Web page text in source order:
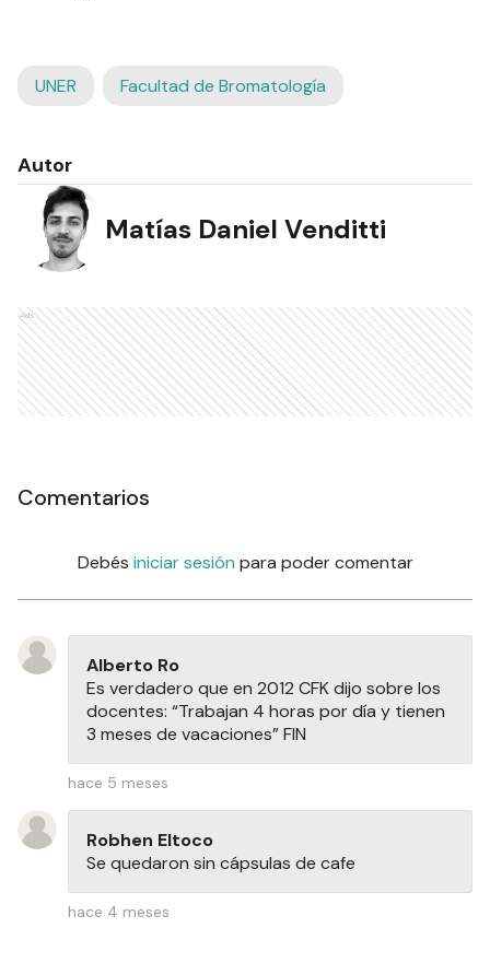
UNER Facultad de Bromatología
Autor
Matías Daniel Venditti
Ads
Comentarios
Debés iniciar sesión para poder comentar
Alberto Ro
Es verdadero que en 2012 CFK dijo sobre los
docentes: “Trabajan 4 horas por día y tienen
3 meses de vacaciones” FIN
hace 5 meses
Robhen Eltoco
Se quedaron sin cápsulas de cafe
hace 4 meses